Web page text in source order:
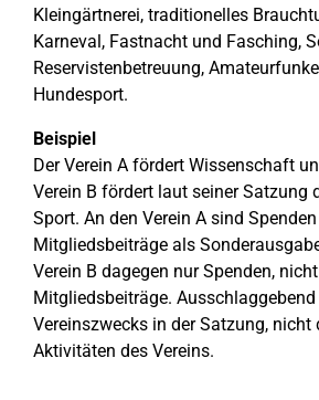
Kleingärtnerei, traditionelles
Karneval, Fastnacht und Fasching,
Reservistenbetreuung,
Hundesport.
Beispiel
Der Verein A fördert Wissenschaft
Verein B fördert laut seiner Satzung
Sport. An den Verein A sind
Mitgliedsbeiträge als
Verein B dagegen nur Spenden,
Mitgliedsbeiträge.
Vereinszwecks in der Satzung, nicht
Aktivitäten des Vereins.